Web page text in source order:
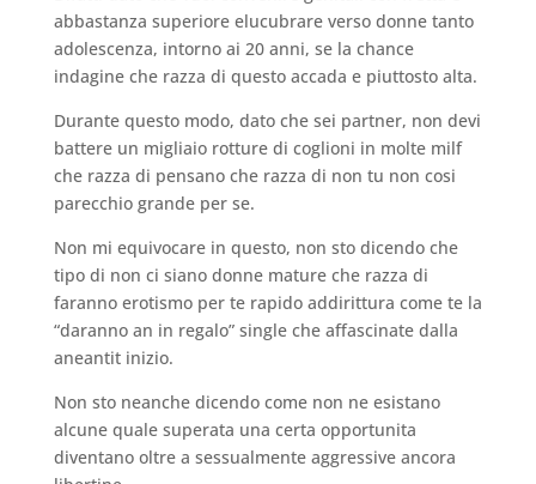
abbastanza superiore elucubrare verso donne tanto
adolescenza, intorno ai 20 anni, se la chance
indagine che razza di questo accada e piuttosto alta.
Durante questo modo, dato che sei partner, non devi
battere un migliaio rotture di coglioni in molte milf
che razza di pensano che razza di non tu non cosi
parecchio grande per se.
Non mi equivocare in questo, non sto dicendo che
tipo di non ci siano donne mature che razza di
faranno erotismo per te rapido addirittura come te la
“daranno an in regalo” single che affascinate dalla
aneantit inizio.
Non sto neanche dicendo come non ne esistano
alcune quale superata una certa opportunita
diventano oltre a sessualmente aggressive ancora